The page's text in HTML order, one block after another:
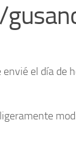
el día de